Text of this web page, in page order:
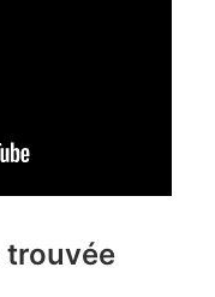
trouvée